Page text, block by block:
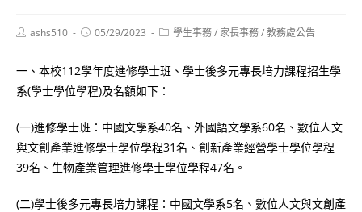
Postashs510
Post05/29/2023
Post學生事務/ 家長事務/教務處公告
一、本校112學年度進修學士班、學士後多元專長培力課程招生學
系(學士學位學程)及名額如下：
(一)進修學士班：中國文學系40名、外國語文學系60名、數位人文
與文創產業進修學士學位學程31名、創新產業經營學士學位學程
39名、生物產業管理進修學士學位學程47名。
(二)學士後多元專長培力課程：中國文學系5名、數位人文與文創產